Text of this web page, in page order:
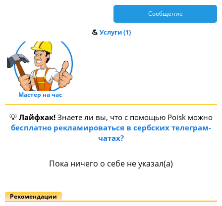
Сообщение
💪 Услуги (1)
Мастер на час
💡 Лайфхак! Знаете ли вы, что с помощью Poisk можно
бесплатно рекламироваться в сербских телеграм-
чатах?
Пока ничего о себе не указал(а)
Рекомендации